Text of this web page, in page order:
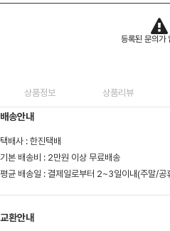
등록된 문의가
상품정보 상품리뷰
배송안내
택배사 : 한진택배
기본 배송비 : 2만원 이상 무료배송
평균 배송일 : 결제일로부터 2~3일이내(주말/공
교환안내